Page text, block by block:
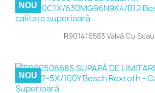
R901416583 Valvă Cu
NOU
NOU